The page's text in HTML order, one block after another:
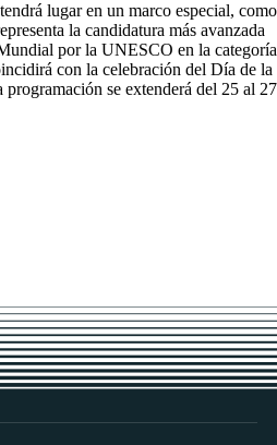
lugar en un marco especial, como
la candidatura más avanzada
por la UNESCO en la categoría
con la celebración del Día de la
se extenderá del 25 al 27